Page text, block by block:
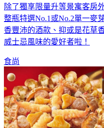
除了獨享限量升等景寓客房
整瓶特選No.1或No.2單一麥
香豐沛的酒款、抑或是花草
威士忌風味的愛好者啦！
食尚